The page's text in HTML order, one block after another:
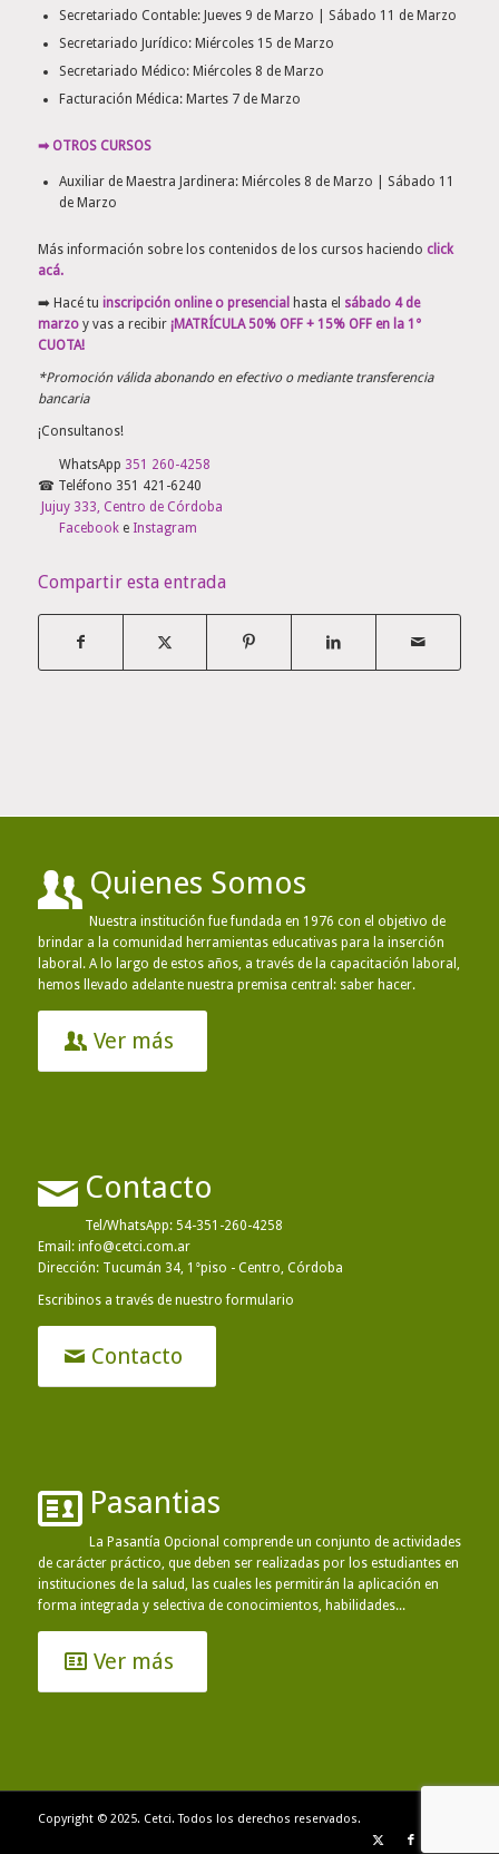
Secretariado Contable: Jueves 9 de Marzo | Sábado 11 de Marzo
Secretariado Jurídico: Miércoles 15 de Marzo
Secretariado Médico: Miércoles 8 de Marzo
Facturación Médica: Martes 7 de Marzo
➡ OTROS CURSOS
Auxiliar de Maestra Jardinera: Miércoles 8 de Marzo | Sábado 11
de Marzo
Más información sobre los contenidos de los cursos haciendo click
acá.
➡️ Hacé tu inscripción online o presencial hasta el sábado 4 de
marzoy vas a recibir ¡MATRÍCULA 50% OFF + 15% OFF en la 1°
CUOTA!
*Promoción válida abonando en efectivo o mediante transferencia
bancaria
¡Consultanos!
WhatsApp 351 260-4258
☎ Teléfono 351 421-6240
Jujuy 333, Centro de Córdoba
Facebooke Instagram
Compartir esta entrada
Quienes Somos
Nuestra institución fue fundada en 1976 con el objetivo de
brindar a la comunidad herramientas educativas para la inserción
laboral. A lo largo de estos años, a través de la capacitación laboral,
hemos llevado adelante nuestra premisa central: saber hacer.
Ver más
Contacto
Tel/WhatsApp: 54-351-260-4258
Email: info@cetci.com.ar
Dirección: Tucumán 34, 1°piso - Centro, Córdoba
Escribinos a través de nuestro formulario
Contacto
Pasantias
La Pasantía Opcional comprende un conjunto de actividades
de carácter práctico, que deben ser realizadas por los estudiantes en
instituciones de la salud, las cuales les permitirán la aplicación en
forma integrada y selectiva de conocimientos, habilidades...
Ver más
Copyright © 2025. Cetci. Todos los derechos reservados.